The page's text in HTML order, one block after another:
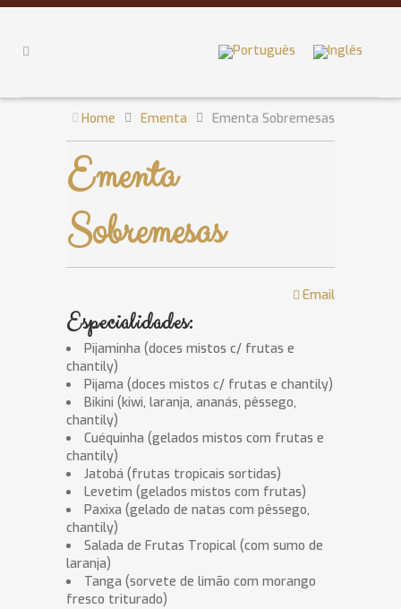
Home Ementa Ementa Sobremesas
Ementa
Sobremesas
Email
Especialidades:
Pijaminha (doces mistos c/ frutas e
chantily)
Pijama (doces mistos c/ frutas e chantily)
Bikini (kiwi, laranja, ananás, pêssego,
chantily)
Cuéquinha (gelados mistos com frutas e
chantily)
Jatobá (frutas tropicais sortidas)
Levetim (gelados mistos com frutas)
Paxixa (gelado de natas com pêssego,
chantily)
Salada de Frutas Tropical (com sumo de
laranja)
Tanga (sorvete de limão com morango
fresco triturado)